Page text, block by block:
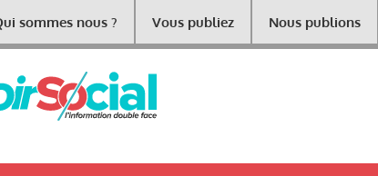
sommes nous ? Vous publiez Nous publions